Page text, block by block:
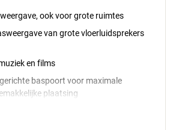
ook voor grote ruimtes
van grote vloerluidsprekers
en films
baspoort voor maximale
plaatsing